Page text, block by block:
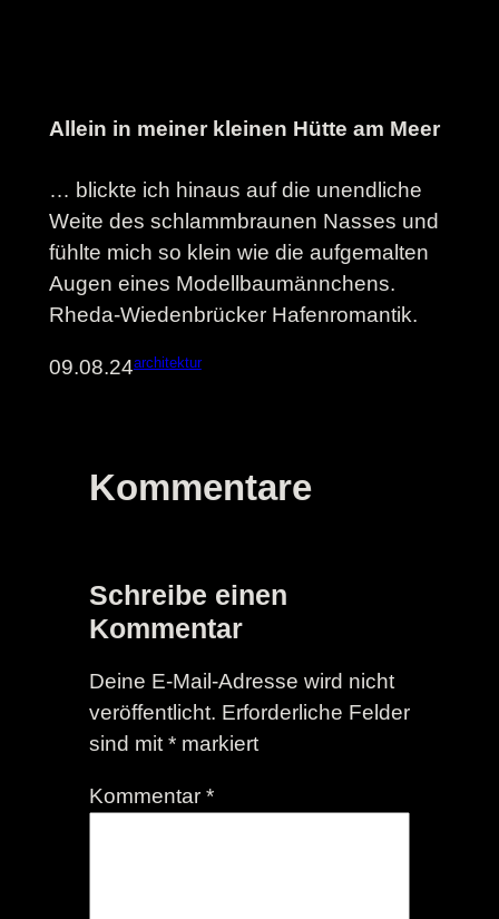
Allein in meiner kleinen Hütte am Meer
… blickte ich hinaus auf die unendliche
Weite des schlammbraunen Nasses und
fühlte mich so klein wie die aufgemalten
Augen eines Modellbaumännchens.
Rheda-Wiedenbrücker Hafenromantik.
09.08.24architektur
Kommentare
Schreibe einen
Kommentar
Deine E-Mail-Adresse wird nicht
veröffentlicht. Erforderliche Felder
sind mit *markiert
Kommentar *